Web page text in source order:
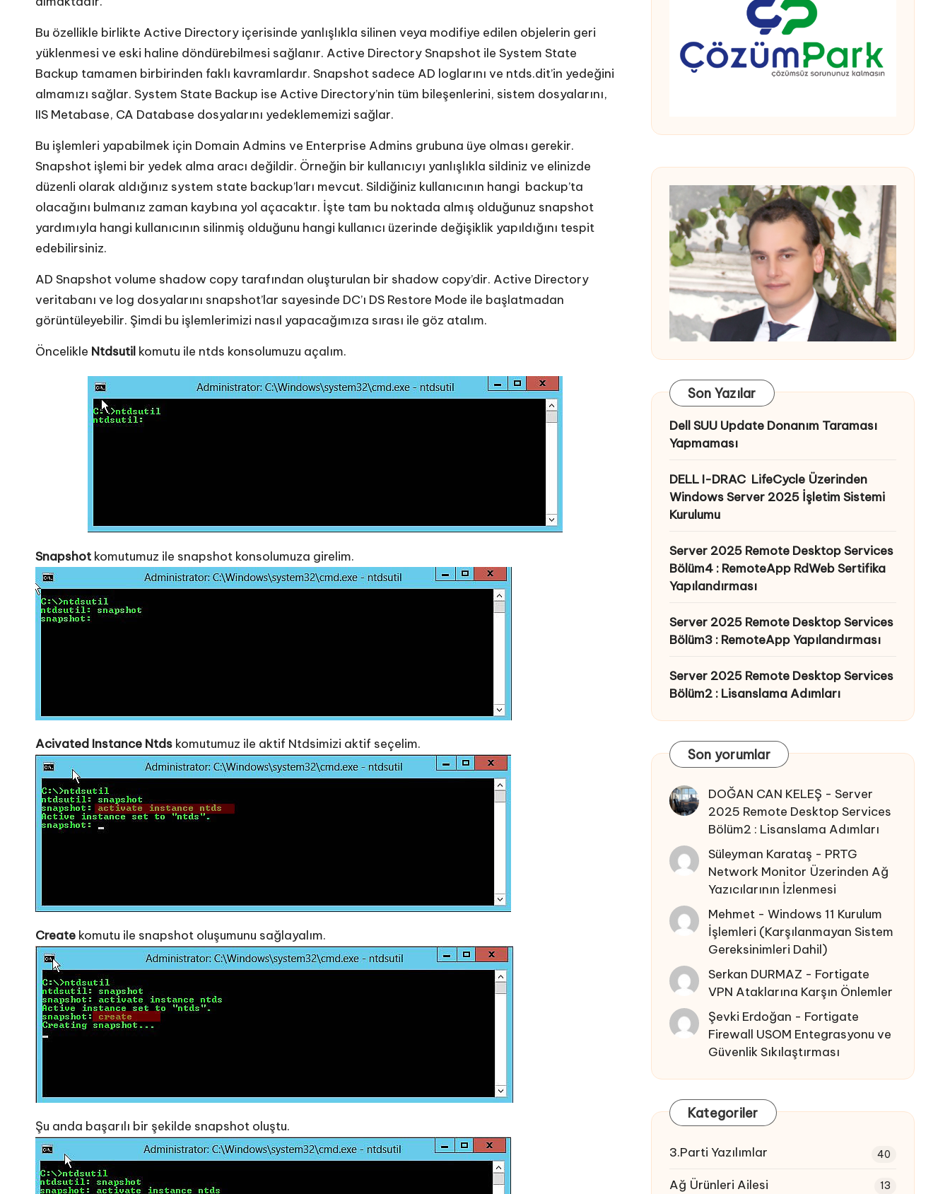
Bu özellikle birlikte Active Directory içerisinde yanlışlıkla silinen veya modifiye edilen objelerin geri
yüklenmesi ve eski haline döndürebilmesi sağlanır. Active Directory Snapshot ile System State
Backup tamamen birbirinden faklı kavramlardır. Snapshot sadece AD loglarını ve ntds.dit’in yedeğini
almamızı sağlar. System State Backup ise Active Directory’nin tüm bileşenlerini, sistem dosyalarını,
IIS Metabase, CA Database dosyalarını yedeklememizi sağlar.
Bu işlemleri yapabilmek için Domain Admins ve Enterprise Admins grubuna üye olması gerekir.
Snapshot işlemi bir yedek alma aracı değildir. Örneğin bir kullanıcıyı yanlışlıkla sildiniz ve elinizde
düzenli olarak aldığınız system state backup’ları mevcut. Sildiğiniz kullanıcının hangi backup’ta
olacağını bulmanız zaman kaybına yol açacaktır. İşte tam bu noktada almış olduğunuz snapshot
yardımıyla hangi kullanıcının silinmiş olduğunu hangi kullanıcı üzerinde değişiklik yapıldığını tespit
edebilirsiniz.
AD Snapshot volume shadow copy tarafından oluşturulan bir shadow copy’dir. Active Directory
veritabanı ve log dosyalarını snapshot’lar sayesinde DC’ı DS Restore Mode ile başlatmadan
görüntüleyebilir. Şimdi bu işlemlerimizi nasıl yapacağımıza sırası ile göz atalım.
Öncelikle Ntdsutil komutu ile ntds konsolumuzu açalım.
Snapshot komutumuz ile snapshot konsolumuza girelim.
Acivated Instance Ntds komutumuz ile aktif Ntdsimizi aktif seçelim.
Create komutu ile snapshot oluşumunu sağlayalım.
Şu anda başarılı bir şekilde snapshot oluştu.
Son Yazılar
Dell SUU Update Donanım Taraması
Yapmaması
DELL I-DRAC LifeCycle Üzerinden
Windows Server 2025 İşletim Sistemi
Kurulumu
Server 2025 Remote Desktop Services
Bölüm4 : RemoteApp RdWeb Sertifika
Yapılandırması
Server 2025 Remote Desktop Services
Bölüm3 : RemoteApp Yapılandırması
Server 2025 Remote Desktop Services
Bölüm2 : Lisanslama Adımları
Son yorumlar
DOĞAN CAN KELEŞ -Server
2025 Remote Desktop Services
Bölüm2 : Lisanslama Adımları
Süleyman Karataş - PRTG
Network Monitor Üzerinden Ağ
Yazıcılarının İzlenmesi
Mehmet -Windows 11 Kurulum
İşlemleri (Karşılanmayan Sistem
Gereksinimleri Dahil)
Serkan DURMAZ - Fortigate
VPN Ataklarına Karşın Önlemler
Şevki Erdoğan - Fortigate
Firewall USOM Entegrasyonu ve
Güvenlik Sıkılaştırması
Kategoriler
3.Parti Yazılımlar 40
Ağ Ürünleri Ailesi 13